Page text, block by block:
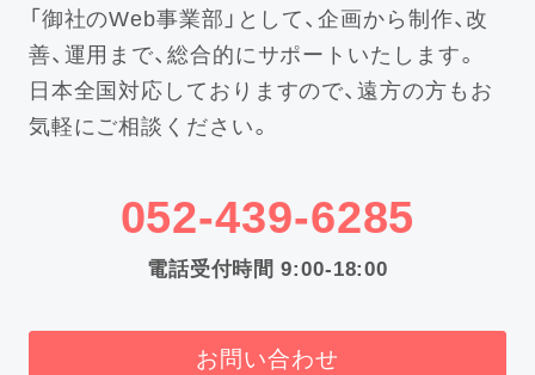
「御社のWeb事業部」として、企画から制作、改
善、運用まで、総合的にサポートいたします。
日本全国対応しておりますので、遠方の方もお
気軽にご相談ください。
052-439-6285
電話受付時間 9:00-18:00
お問い合わせ